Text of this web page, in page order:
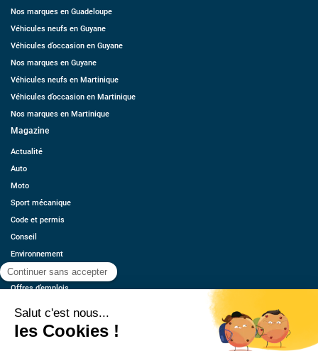
Nos marques en Guadeloupe
Véhicules neufs en Guyane
Véhicules d’occasion en Guyane
Nos marques en Guyane
Véhicules neufs en Martinique
Véhicules d’occasion en Martinique
Nos marques en Martinique
Magazine
Actualité
Auto
Moto
Sport mécanique
Code et permis
Conseil
Environnement
Économie
Offres d’emplois
Contact